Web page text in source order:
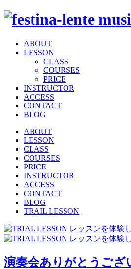
ABOUT
LESSON
CLASS
COURSES
PRICE
INSTRUCTOR
ACCESS
CONTACT
BLOG
ABOUT
LESSON
CLASS
COURSES
PRICE
INSTRUCTOR
ACCESS
CONTACT
BLOG
TRAIL LESSON
演奏会ありがとうござ